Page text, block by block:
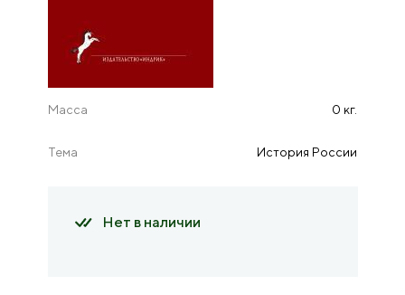
Масса 0 кг.
Тема История России
Нет в наличии